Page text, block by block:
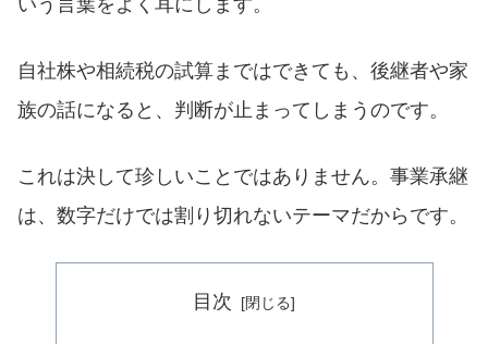
自社株や相続税の試算まではできても、後継者や家
族の話になると、判断が止まってしまうのです。
これは決して珍しいことではありません。事業承継
は、数字だけでは割り切れないテーマだからです。
目次